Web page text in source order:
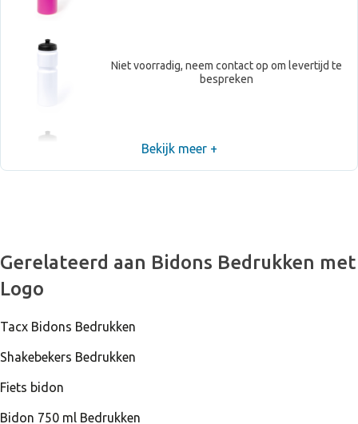
Niet voorradig, neem contact op om levertijd te
bespreken
10000 Stuks Op Voorraad
Fles Dumont VER
Fles Dumont AZUL
Fles Dumont NARA
Bekijk meer +
Gerelateerd aan Bidons Bedrukken met
Logo
Tacx Bidons Bedrukken
Shakebekers Bedrukken
Fiets bidon
Bidon 750 ml Bedrukken